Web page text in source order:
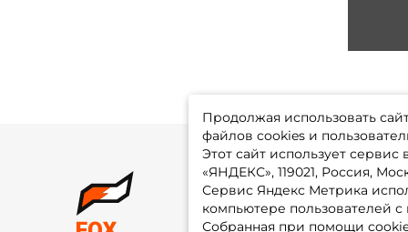
Продолжая использовать
файлов cookies и
Этот сайт использует
«ЯНДЕКС», 119021, Россия,
Сервис Яндекс Метрика
компьютере пользователей с
Собранная при помощи
О